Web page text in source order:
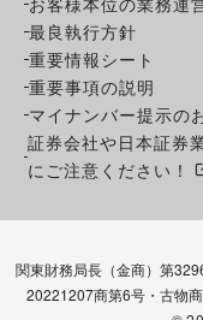
最良執行方針
重要情報シート
重要事項の説明
マイナンバー提示の
証券会社や日本証券
にご注意ください！
関東財務局長（金商）第
20221207商第6号・古物